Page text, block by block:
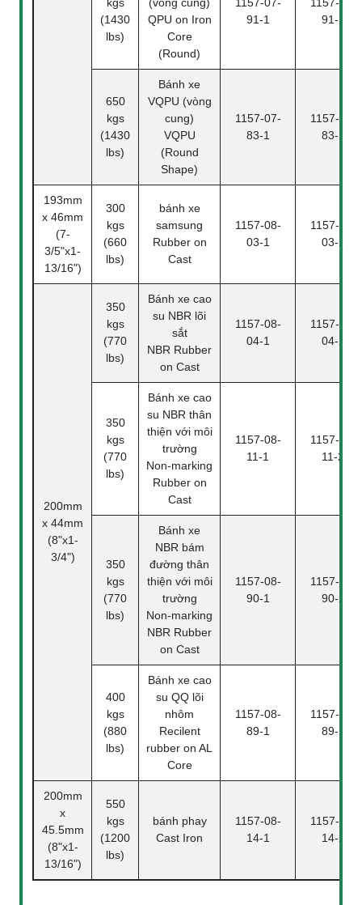
kgs
(1430
lbs)
(vòng cung)
QPU on Iron
Core
(Round)
1157-07-
91-1
1157-07-
91-2
650
kgs
(1430
lbs)
Bánh xe
VQPU (vòng
cung)
VQPU
(Round
Shape)
1157-07-
83-1
1157-07-
83-2
193mm
x 46mm
(7-
3/5"x1-
13/16")
300
kgs
(660
lbs)
bánh xe
samsung
Rubber on
Cast
1157-08-
03-1
1157-08-
03-2
200mm
x 44mm
(8"x1-
3/4")
350
kgs
(770
lbs)
Bánh xe cao
su NBR lõi
sắt
NBR Rubber
on Cast
1157-08-
04-1
1157-08-
04-2
350
kgs
(770
lbs)
Bánh xe cao
su NBR thân
thiện với môi
trường
Non-marking
Rubber on
Cast
1157-08-
11-1
1157-08-
11-2
350
kgs
(770
lbs)
Bánh xe
NBR bám
đường thân
thiện với môi
trường
Non-marking
NBR Rubber
on Cast
1157-08-
90-1
1157-08-
90-2
400
kgs
(880
lbs)
Bánh xe cao
su QQ lõi
nhôm
Recilent
rubber on AL
Core
1157-08-
89-1
1157-08-
89-2
200mm
x
45.5mm
(8"x1-
13/16")
550
kgs
(1200
lbs)
bánh phay
Cast Iron
1157-08-
14-1
1157-08-
14-2